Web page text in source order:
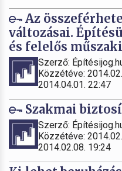
Az
változásai.
és felelős
Szerző:
Közzétéve:
2014.04.01. 22:47
Szakmai
Szerző:
Közzétéve:
2014.02.08. 19:24